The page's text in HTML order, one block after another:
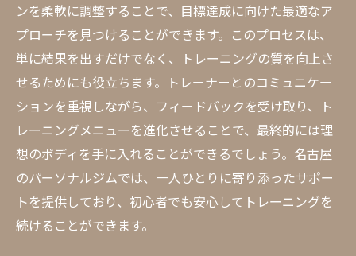
ンを柔軟に調整することで、目標達成に向けた最適なア
プローチを見つけることができます。このプロセスは、
単に結果を出すだけでなく、トレーニングの質を向上さ
せるためにも役立ちます。トレーナーとのコミュニケー
ションを重視しながら、フィードバックを受け取り、ト
レーニングメニューを進化させることで、最終的には理
想のボディを手に入れることができるでしょう。名古屋
のパーソナルジムでは、一人ひとりに寄り添ったサポー
トを提供しており、初心者でも安心してトレーニングを
続けることができます。